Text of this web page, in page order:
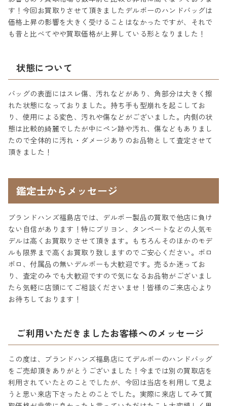
す！今回お買取りさせて頂きましたデルボーのハンドバッグは
価格上昇の影響を大きく受けることはなかったですが、それで
も昔と比べてやや買取価格が上昇している形となりました！
状態について
バッグの表面にはスレ傷、汚れなどがあり、角部分は大きく擦
れた状態になっておりました。持ち手も型崩れを起こしてお
り、使用による変色、汚れや傷などがございました。内側の状
態は比較的綺麗でしたが中にペン跡や汚れ、傷などもありまし
たので全体的に汚れ・ダメージありのお品物として査定させて
頂きました！
鑑定士からメッセージ
ブランドハンズ福島店では、デルボー製品の買取で他店に負け
ない自信があります！特にブリヨン、タンペートなどの人気モ
デルは高くお買取りさせて頂きます。もちろんそのほかのモデ
ルも限界まで高くお買取り致しますのでご安心ください。ボロ
ボロ、付属品の無いデルボーも大歓迎です。売るか迷ってお
り、査定のみでも大歓迎ですので気になるお品物がございまし
たら気軽に店頭にてご相談くださいませ！皆様のご来店心より
お待ちしております！
ご利用いただきましたお客様へのメッセージ
この度は、ブランドハンズ福島店にてデルボーのハンドバッグ
をご売却頂きありがとうございました！今までは別の買取店を
利用されていたとのことでしたが、今回は当店を利用して見よ
うと思い来店下さったとのことでした。実際に来店してみて買